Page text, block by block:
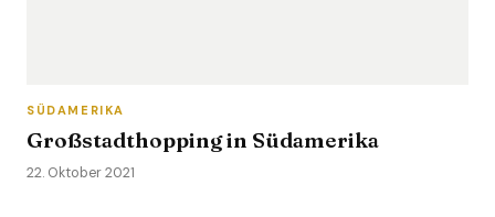
SÜDAMERIKA
Großstadthopping in Südamerika
22. Oktober 2021